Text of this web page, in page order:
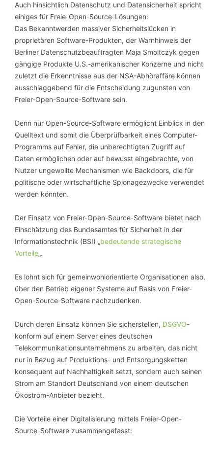
Auch hinsichtlich Datenschutz und Datensicherheit spricht
einiges für Freie-Open-Source-Lösungen:
Das Bekanntwerden massiver Sicherheitslücken in
proprietären Software-Produkten, der Warnhinweis der
Berliner Datenschutzbeauftragten Maja Smoltczyk gegen
gängige Produkte U.S.-amerikanischer Konzerne und nicht
zuletzt die Erkenntnisse aus der NSA-Abhöraffäre können
ausschlaggebend für die Entscheidung zugunsten von
Freier-Open-Source-Software sein.
Denn nur Open-Source-Software ermöglicht Einblick in den
Quelltext und somit die Überprüfbarkeit eines Computer-
Programms auf Fehler, die unberechtigten Zugriff auf
Daten ermöglichen oder auf bewusst eingebrachte, von
Nutzer ungewollte Mechanismen wie Backdoors, die für
politische oder wirtschaftliche Spionagezwecke verwendet
werden könnten.
Der Einsatz von Freier-Open-Source-Software bietet nach
Einschätzung des Bundesamtes für Sicherheit in der
Informationstechnik (BSI) „bedeutende strategische
Vorteile„.
Es lohnt sich für gemeinwohlorientierte Organisationen also,
über den Betrieb eigener Systeme auf Basis von Freier-
Open-Source-Software nachzudenken.
Durch deren Einsatz können Sie sicherstellen, DSGVO-
konform auf einem Server eines deutschen
Telekommunikationsunternehmens zu arbeiten, das nicht
nur in Bezug auf Produktions- und Entsorgungsketten
konsequent auf Nachhaltigkeit setzt, sondern auch seinen
Strom am Standort Deutschland von einem deutschen
Ökostrom-Anbieter bezieht.
Die Vorteile einer Digitalisierung mittels Freier-Open-
Source-Software zusammengefasst: